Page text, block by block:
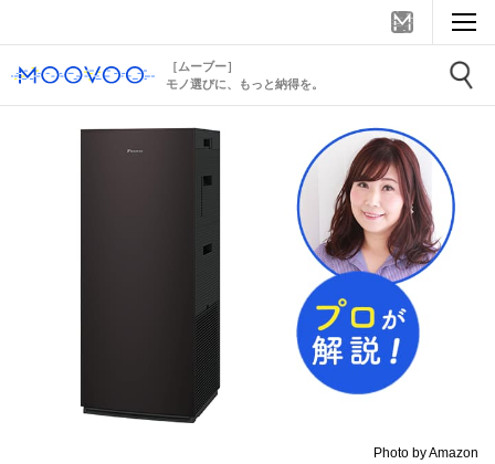
［ムーブー］
モノ選びに、もっと納得を。
Photo by Amazon